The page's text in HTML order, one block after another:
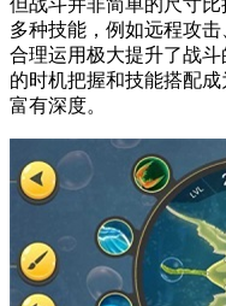
多种技能，例如远程攻
合理运用极大提升了战
的时机把握和技能搭配
富有深度。